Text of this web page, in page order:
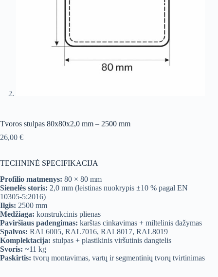
Tvoros stulpas 80x80x2,0 mm – 2500 mm
26,00 €
TECHNINĖ SPECIFIKACIJA
Profilio matmenys: 80 × 80 mm
Sienelės storis: 2,0 mm (leistinas nuokrypis ±10 % pagal EN
10305-5:2016)
Ilgis: 2500 mm
Medžiaga: konstrukcinis plienas
Paviršiaus padengimas: karštas cinkavimas + miltelinis dažymas
Spalvos: RAL6005, RAL7016, RAL8017, RAL8019
Komplektacija: stulpas + plastikinis viršutinis dangtelis
Svoris: ~11 kg
Paskirtis: tvorų montavimas, vartų ir segmentinių tvorų tvirtinimas